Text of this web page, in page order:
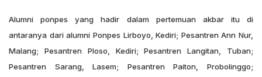
Alumni ponpes yang hadir dalam pertemuan akbar itu di
antaranya dari alumni Ponpes Lirboyo, Kediri; Pesantren Ann Nur,
Malang; Pesantren Ploso, Kediri; Pesantren Langitan, Tuban;
Pesantren Sarang, Lasem; Pesantren Paiton, Probolinggo;